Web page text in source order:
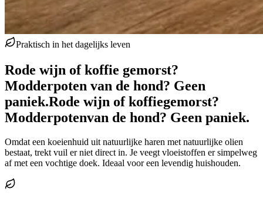
Praktisch in het dagelijks leven
Rode wijn of koffie gemorst?
Modderpoten van de hond? Geen
paniek.Rode wijn of koffiegemorst?
Modderpotenvan de hond? Geen paniek.
Omdat een koeienhuid uit natuurlijke haren met natuurlijke olien
bestaat, trekt vuil er niet direct in. Je veegt vloeistoffen er simpelweg
af met een vochtige doek. Ideaal voor een levendig huishouden.